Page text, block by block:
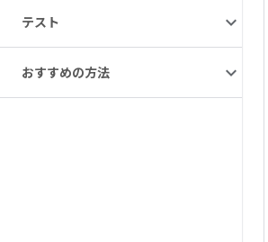
テスト
おすすめの方法